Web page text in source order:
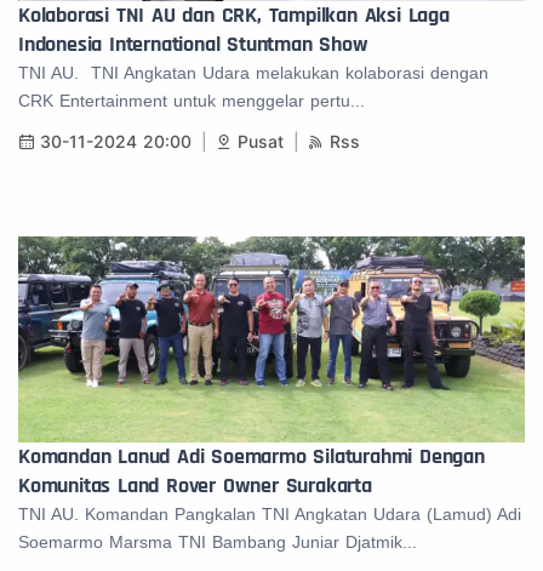
Kolaborasi TNI AU dan CRK, Tampilkan Aksi Laga
Indonesia International Stuntman Show
TNI AU. TNI Angkatan Udara melakukan kolaborasi dengan
CRK Entertainment untuk menggelar pertu...
30-11-2024 20:00 Pusat Rss
Komandan Lanud Adi Soemarmo Silaturahmi Dengan
Komunitas Land Rover Owner Surakarta
TNI AU. Komandan Pangkalan TNI Angkatan Udara (Lamud) Adi
Soemarmo Marsma TNI Bambang Juniar Djatmik...